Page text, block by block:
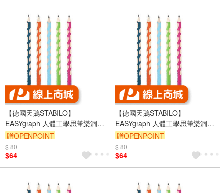
【德國天鵝STABILO】
EASYgraph 人體工學思筆樂洞洞
鉛筆(多色)左/右手右手HB淺藍
(ST322/02-HB)
贈OPENPOINT
$ 80
$64
【德國天鵝STABILO】
EASYgraph 人體工學思筆樂洞洞
鉛筆(多色)左/右手左手2B藍綠
(ST321/2B-6)
贈OPENPOINT
$ 80
$64